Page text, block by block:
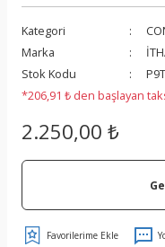
Kategori
Marka
Stok Kodu
*206,91 ₺ den başlayan
2.250,00 ₺